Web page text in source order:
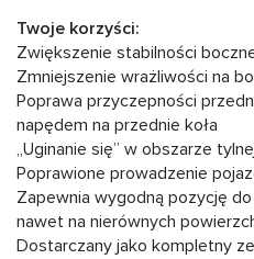
Twoje korzyści:
Zwiększenie stabilności
Zmniejszenie wrażliwości na
Poprawa przyczepności
napędem na przednie koła
„Uginanie się” w obszarze
Poprawione prowadzenie
Zapewnia wygodną pozycję
nawet na nierównych
Dostarczany jako kompletny